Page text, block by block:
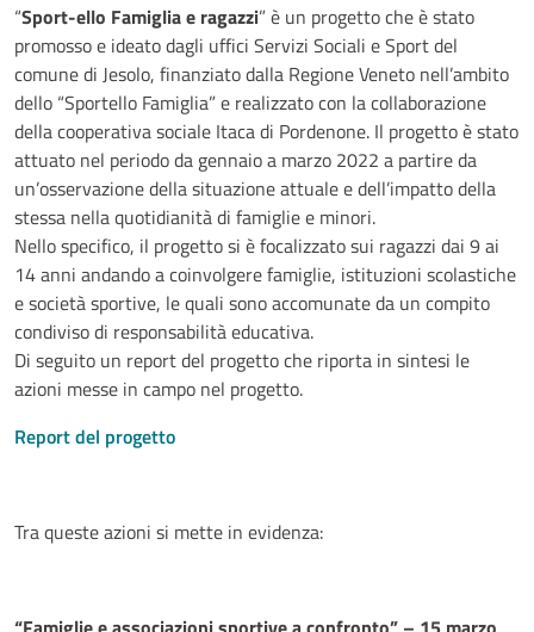
“Sport-ello Famiglia e ragazzi” è un progetto che è stato
promosso e ideato dagli uffici Servizi Sociali e Sport del
comune di Jesolo, finanziato dalla Regione Veneto nell’ambito
dello “Sportello Famiglia” e realizzato con la collaborazione
della cooperativa sociale Itaca di Pordenone. Il progetto è stato
attuato nel periodo da gennaio a marzo 2022 a partire da
un’osservazione della situazione attuale e dell’impatto della
stessa nella quotidianità di famiglie e minori.
Nello specifico, il progetto si è focalizzato sui ragazzi dai 9 ai
14 anni andando a coinvolgere famiglie, istituzioni scolastiche
e società sportive, le quali sono accomunate da un compito
condiviso di responsabilità educativa.
Di seguito un report del progetto che riporta in sintesi le
azioni messe in campo nel progetto.
Report del progetto
Tra queste azioni si mette in evidenza: